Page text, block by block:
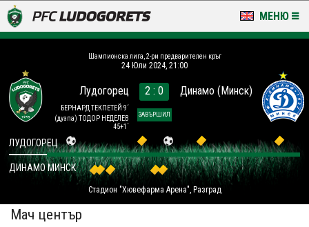
МЕНЮ
LUDOGORETS TV
НА ТЕРЕНА
СТАДИОН & БАЗИ
КЛУБ
ЗА ФЕНОВЕ
Шампионска лига, 2-ри предварителен кръг
24 Юли 2024, 21:00
Лудогорец
БЕРНАРД ТЕКПЕТЕЙ 9´
(дузпа) ТОДОР НЕДЕЛЕВ
45+1´
2 : 0
ЗАВЪРШИЛ
Динамо (Минск)
Стадион "Хювефарма Арена", Разград
ЛУДОГОРЕЦ
ДИНАМО МИНСК
Мач център